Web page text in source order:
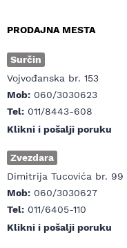
PRODAJNA MESTA
Surčin
Vojvođanska br. 153
Mob: 060/3030623
Tel: 011/8443-608
Klikni i pošalji poruku
Zvezdara
Dimitrija Tucovića br. 99
Mob: 060/3030627
Tel: 011/6405-110
Klikni i pošalji poruku